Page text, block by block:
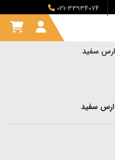
021-33934074
ارس سفید